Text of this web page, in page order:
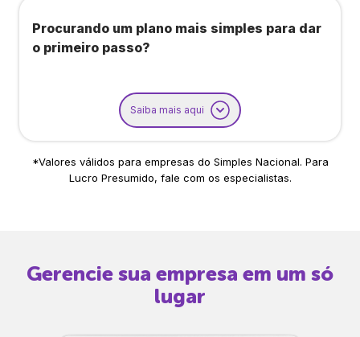
Procurando um plano mais simples para dar
o primeiro passo?
Saiba mais aqui
*Valores válidos para empresas do Simples Nacional. Para
Lucro Presumido, fale com os especialistas.
Gerencie sua empresa em um só
lugar